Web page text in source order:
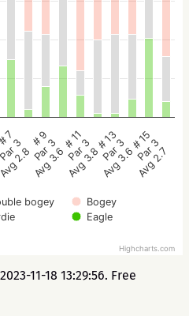
bogey
Bogey
Eagle
# 7
Par 3
Avg 2.8
# 9
Par 3
Avg 3.6
# 11
Par 3
Avg 3.8
# 13
Par 3
Avg 3.6
# 15
Par 3
Avg 2.7
Highcharts.com
11-18 13:29:56. Free